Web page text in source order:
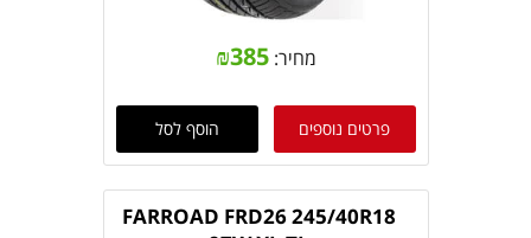
מחיר: ₪385
פרטים נוספים הוסף לסל
FARROAD FRD26 245/40R18